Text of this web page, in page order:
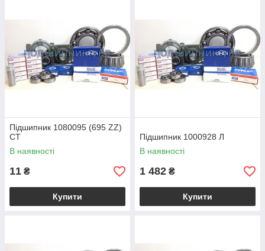
Підшипник 1080095 (695 ZZ)
CT
В наявності
11 ₴
Купити
Підшипник 1000928 Л
В наявності
1 482 ₴
Купити